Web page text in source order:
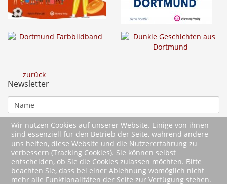
zurück
Newsletter
Wir nutzen Cookies auf unserer Website. Einige von ihnen
sind essenziell für den Betrieb der Seite, während andere
uns helfen, diese Website und die Nutzererfahrung zu
verbessern (Tracking Cookies). Sie können selbst
entscheiden, ob Sie die Cookies zulassen möchten. Bitte
beachten Sie, dass bei einer Ablehnung womöglich nicht
mehr alle Funktionalitäten der Seite zur Verfügung stehen.